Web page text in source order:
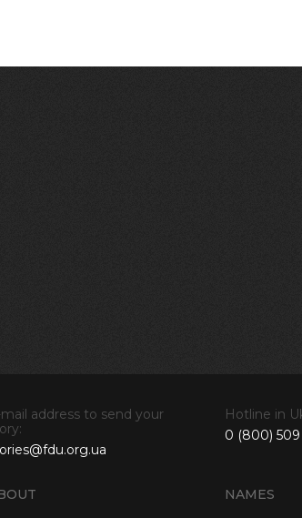
NAMES
mail address to send your
Hotline in
0 (800) 509